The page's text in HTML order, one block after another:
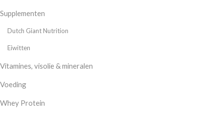
Supplementen
Dutch Giant Nutrition
Eiwitten
Vitamines, visolie & mineralen
Voeding
Whey Protein